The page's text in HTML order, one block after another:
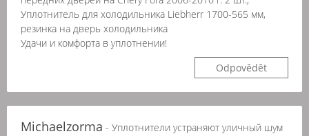
Уплотнитель для холодильника Liebherr 1700-565 мм,
резинка на дверь холодильника
Удачи и комфорта в уплотнении!
Odpovědět
Michaelzorma - Уплотнители устраняют уличный шум